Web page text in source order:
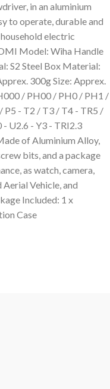
in an aluminium
to operate, durable and
electric
Model: Wiha Handle
S2 Steel Box Material:
300g Size: Apprex.
/ PH00 / PH0 / PH1 /
/ P5 - T2 / T3 / T4 - TR5 /
U2.6 - Y3 - TRI2.3
of Aluminium Alloy,
bits, and a package
as watch, camera,
Vehicle, and
Included: 1 x
Case